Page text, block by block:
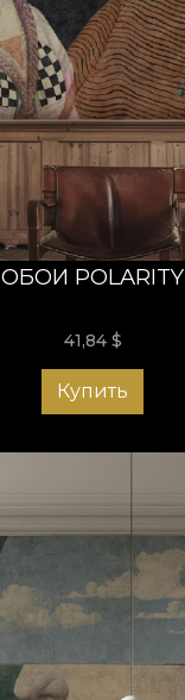
ОБОИ POLARITY
41,84 $
Купить